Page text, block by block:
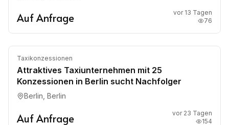
Auf Anfrage
vor 13 Tagen
76
Zu verkaufen
Taxikonzessionen
Attraktives Taxiunternehmen mit 25
Konzessionen in Berlin sucht Nachfolger
Berlin, Berlin
Auf Anfrage
vor 23 Tagen
154